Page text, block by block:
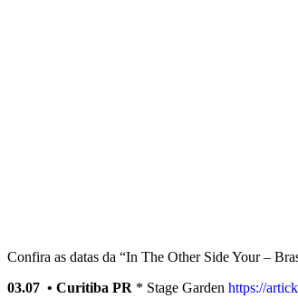
Confira as datas da “In The Other Side Your –
03.07 • Curitiba PR * Stage Garden https://